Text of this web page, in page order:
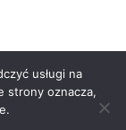
usługi na
strony oznacza,